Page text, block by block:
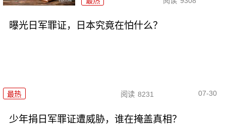
曝光日军罪证，日本究竟在怕什么？
最热 阅读 8231 07-30
少年捐日军罪证遭威胁，谁在掩盖真相？